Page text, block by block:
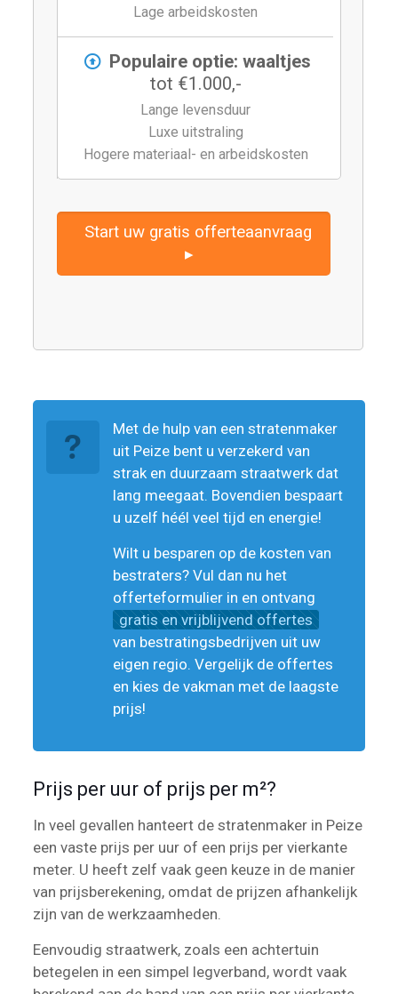
Lage arbeidskosten
Populaire optie: waaltjes
tot €1.000,-
Lange levensduur
Luxe uitstraling
Hogere materiaal- en arbeidskosten
Start uw gratis offerteaanvraag
▸
Met de hulp van een stratenmaker
uit Peize bent u verzekerd van
strak en duurzaam straatwerk dat
lang meegaat. Bovendien bespaart
u uzelf héél veel tijd en energie!
Wilt u besparen op de kosten van
bestraters? Vul dan nu het
offerteformulier in en ontvang
gratis en vrijblijvend offertes
van bestratingsbedrijven uit uw
eigen regio. Vergelijk de offertes
en kies de vakman met de laagste
prijs!
Prijs per uur of prijs per m²?
In veel gevallen hanteert de stratenmaker in Peize
een vaste prijs per uur of een prijs per vierkante
meter. U heeft zelf vaak geen keuze in de manier
van prijsberekening, omdat de prijzen afhankelijk
zijn van de werkzaamheden.
Eenvoudig straatwerk, zoals een achtertuin
betegelen in een simpel legverband, wordt vaak